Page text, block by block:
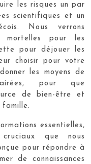
les risques un par
scientifiques et un
Nous verrons
mortelles pour les
pour déjouer les
choisir pour votre
les moyens de
pour que
de bien-être et
essentielles,
que nous
pour répondre à
de connaissances